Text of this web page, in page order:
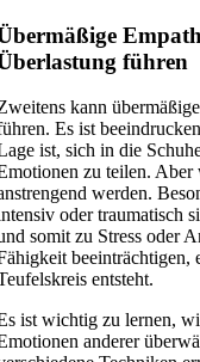
führen
kann
Es ist
ist, sich in die
zu teilen.
werden.
oder traumatisch
somit zu Stress oder
beeinträchtigen,
entsteht.
ist wichtig zu lernen,
anderer